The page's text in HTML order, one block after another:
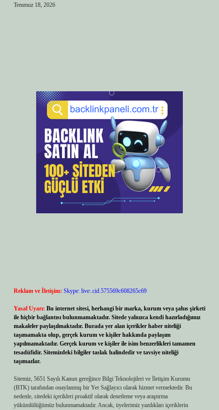
Temmuz 18, 2026
Reklam ve İletişim: Skype: live:.cid.575569c608265c69
Yasal Uyarı: Bu internet sitesi, herhangi bir marka, kurum veya şahıs şirketi
ile hiçbir bağlantısı bulunmamaktadır. Sitede yalnızca kendi hazırladığımız
makaleler paylaşılmaktadır. Burada yer alan içerikler haber niteliği
taşımamakta olup, gerçek kurum ve kişiler hakkında paylaşım
yapılmamaktadır. Gerçek kurum ve kişiler ile isim benzerlikleri tamamen
tesadüfidir. Sitemizdeki bilgiler taslak halindedir ve tavsiye niteliği
taşımazlar.
Sitemiz, 5651 Sayılı Kanun gereğince Bilgi Teknolojileri ve İletişim Kurumu
(BTK) tarafından onaylanmış bir Yer Sağlayıcı olarak hizmet vermektedir. Bu
nedenle, sitedeki içerikleri proaktif olarak denetleme veya araştırma
yükümlülüğümüz bulunmamaktadır. Ancak, üyelerimiz yazdıkları içeriklerin